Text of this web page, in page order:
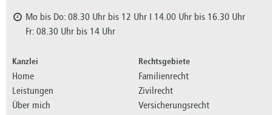
Mo bis Do: 08.30 Uhr bis 12 Uhr I 14.00 Uhr bis 16.30 Uhr
Fr: 08.30 Uhr bis 14 Uhr
Kanzlei
Home
Leistungen
Über mich
Rechtsgebiete
Familienrecht
Zivilrecht
Versicherungsrecht